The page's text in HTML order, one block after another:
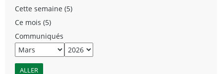
Cette semaine (5)
Ce mois (5)
Communiqués